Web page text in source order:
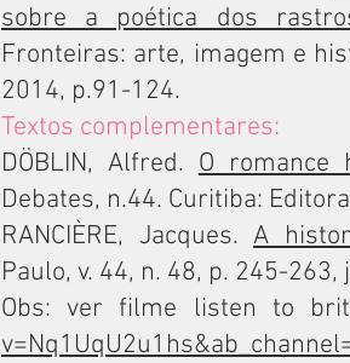
sobre a poética dos
Fronteiras: arte, imagem e
2014, p.91-124.
Textos complementares:
DÖBLIN, Alfred. O romance
Debates, n.44. Curitiba:
RANCIÈRE, Jacques.A
Paulo, v. 44, n. 48, p. 245-
Obs: ver filme listen to